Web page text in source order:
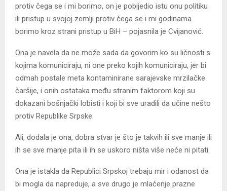
protiv čega se i mi borimo, on je pobijedio istu onu politiku
ili pristup u svojoj zemlji protiv čega se i mi godinama
borimo kroz strani pristup u BiH – pojasnila je Cvijanović.
Ona je navela da ne može sada da govorim ko su ličnosti s
kojima komuniciraju, ni one preko kojih komuniciraju, jer bi
odmah postale meta kontaminirane sarajevske mrzilačke
čaršije, i onih ostataka među stranim faktorom koji su
dokazani bošnjački lobisti i koji bi sve uradili da učine nešto
protiv Republike Srpske.
Ali, dodala je ona, dobra stvar je što je takvih ili sve manje ili
ih se sve manje pita ili ih se uskoro ništa više neće ni pitati.
Ona je istakla da Republici Srpskoj trebaju mir i odanost da
bi mogla da napreduje, a sve drugo je mlaćenje prazne